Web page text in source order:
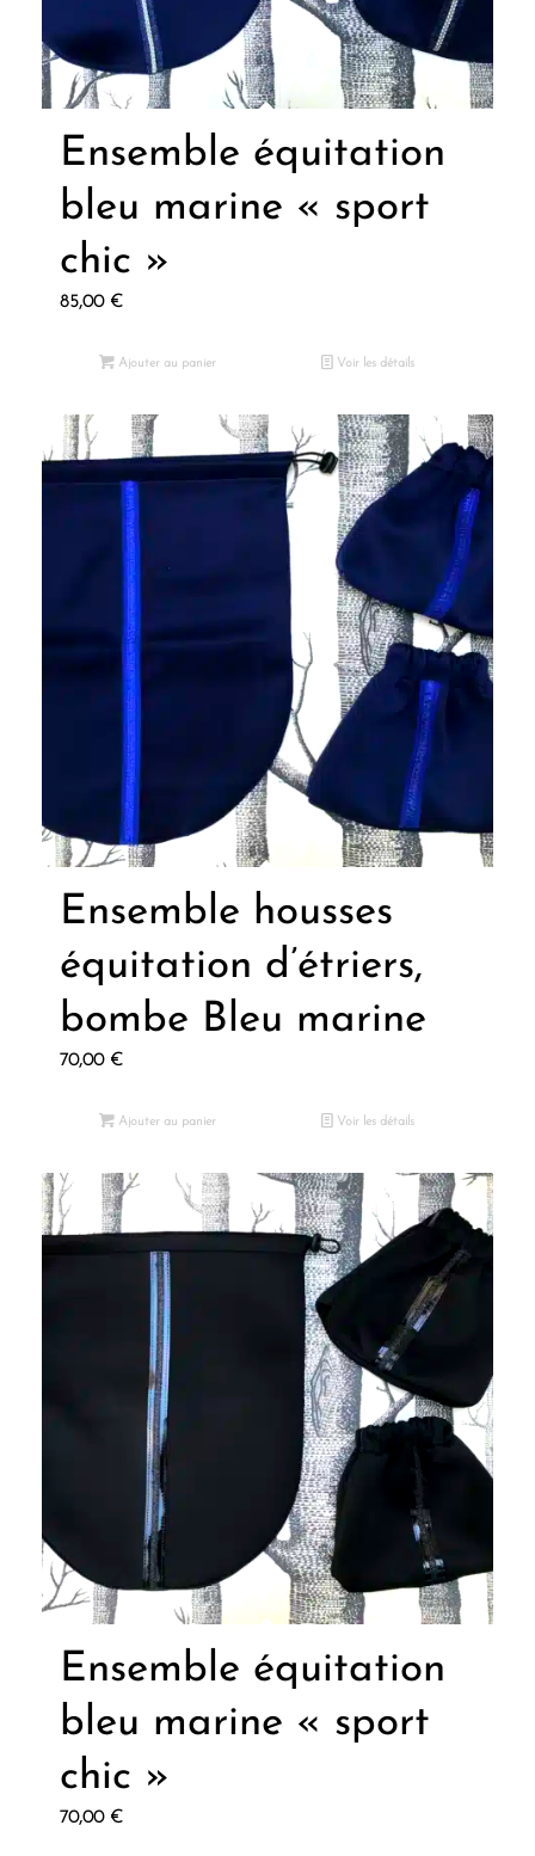
Ensemble équitation
bleu marine « sport
chic »
85,00 €
Ajouter au panier Voir les détails
Ensemble housses
équitation d’étriers,
bombe Bleu marine
70,00 €
Ajouter au panier Voir les détails
Ensemble équitation
bleu marine « sport
chic »
70,00 €